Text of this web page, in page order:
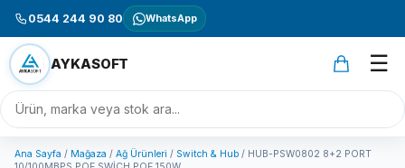
0544 244 90 80 WhatsApp
AYKASOFT ☰
Ana Sayfa / Mağaza / Ağ Ürünleri / Switch & Hub / HUB-PSW0802 8+2 PORT